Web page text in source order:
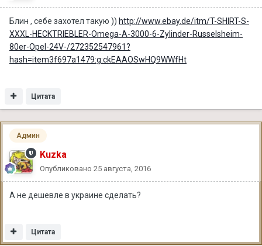
Блин , себе захотел такую )) http://www.ebay.de/itm/T-SHIRT-S-
XXXL-HECKTRIEBLER-Omega-A-3000-6-Zylinder-Russelsheim-
80er-Opel-24V-/272352547961?
hash=item3f697a1479:g:ckEAAOSwHQ9WWfHt
Цитата
Админ
Kuzka
Опубликовано 25 августа, 2016
А не дешевле в украине сделать?
Цитата